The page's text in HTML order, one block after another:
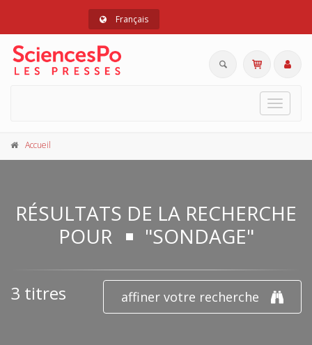
Français
Toggle
Accueil
RÉSULTATS DE LA RECHERCHE
POUR
"SONDAGE"
affiner votre recherche
3 titres